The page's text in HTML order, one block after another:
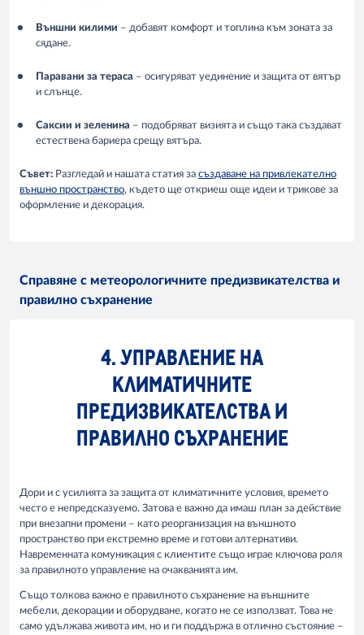
Външни килими – добавят комфорт и топлина към зоната за
сядане.
Паравани за тераса – осигуряват уединение и защита от вятър
и слънце.
Саксии и зеленина – подобряват визията и също така създават
естествена бариера срещу вятъра.
Съвет: Разгледай и нашата статия за създаване на привлекателно
външно пространство, където ще откриеш още идеи и трикове за
оформление и декорация.
Справяне с метеорологичните предизвикателства и
правилно съхранение
4. УПРАВЛЕНИЕ НА
КЛИМАТИЧНИТЕ
ПРЕДИЗВИКАТЕЛСТВА И
ПРАВИЛНО СЪХРАНЕНИЕ
Дори и с усилията за защита от климатичните условия, времето
често е непредсказуемо. Затова е важно да имаш план за действие
при внезапни промени – като реорганизация на външното
пространство при екстремно време и готови алтернативи.
Навременната комуникация с клиентите също играе ключова роля
за правилното управление на очакванията им.
Също толкова важно е правилното съхранение на външните
мебели, декорации и оборудване, когато не се използват. Това не
само удължава живота им, но и ги поддържа в отлично състояние –